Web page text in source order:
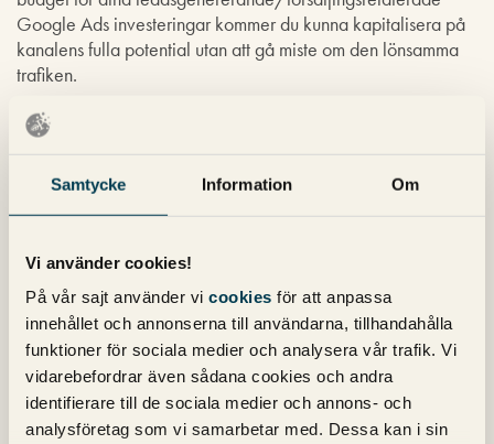
Samtycke Information Om
Vi använder cookies!
På vår sajt använder vi cookies för att anpassa
innehållet och annonserna till användarna, tillhandahålla
funktioner för sociala medier och analysera vår trafik. Vi
vidarebefordrar även sådana cookies och andra
identifierare till de sociala medier och annons- och
analysföretag som vi samarbetar med. Dessa kan i sin
Google Ads investeringar kommer du kunna kapitalisera på
kanalens fulla potential utan att gå miste om den lönsamma
trafiken.
Men kom ihåg att det bara går att göra om du investerat
tillräckligt mycket i din data som du tar besluten på, samt att
försäljning/leadsgenerering är lönsam eller inte.
hjälper vi gärna till!
Simon Davidsson
Produktchef